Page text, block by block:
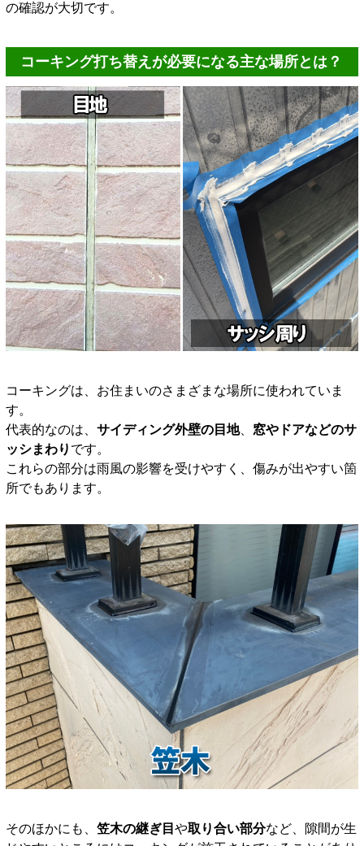
の確認が大切です。
コーキング打ち替えが必要になる主な場所とは？
コーキングは、お住まいのさまざまな場所に使われていま
す。
代表的なのは、 サイディング外壁の目地、 窓やドアなどのサ
ッシまわり です。
これらの部分は雨風の影響を受けやすく、傷みが出やすい箇
所でもあります。
そのほかにも、 笠木の継ぎ目 や取り合い部分など、隙間が生